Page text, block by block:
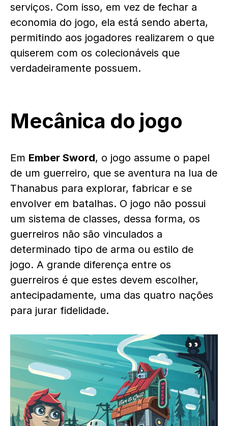
serviços. Com isso, em vez de fechar a
economia do jogo, ela está sendo aberta,
permitindo aos jogadores realizarem o que
quiserem com os colecionáveis que
verdadeiramente possuem.
Mecânica do jogo
Em Ember Sword, o jogo assume o papel
de um guerreiro, que se aventura na lua de
Thanabus para explorar, fabricar e se
envolver em batalhas. O jogo não possui
um sistema de classes, dessa forma, os
guerreiros não são vinculados a
determinado tipo de arma ou estilo de
jogo. A grande diferença entre os
guerreiros é que estes devem escolher,
antecipadamente, uma das quatro nações
para jurar fidelidade.